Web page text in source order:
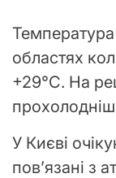
Температура
областях
+29°С. На
У Києві
пов’язані з